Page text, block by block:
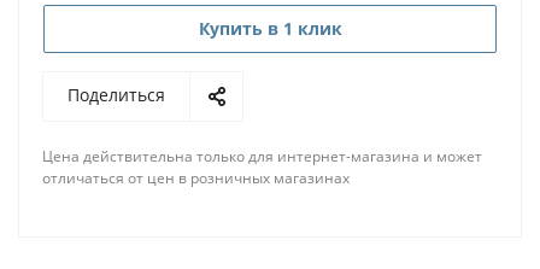
Купить в 1 клик
Поделиться
Цена действительна только для интернет-магазина и может
отличаться от цен в розничных магазинах